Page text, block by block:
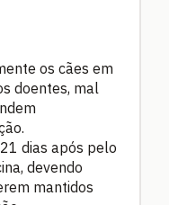
os cães em
doentes, mal
dias após pelo
devendo
mantidos